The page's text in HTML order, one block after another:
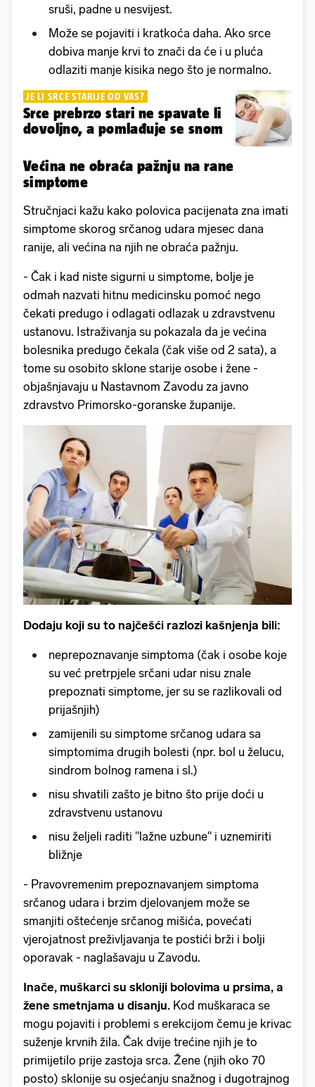
sruši, padne u nesvijest.
Može se pojaviti i kratkoća daha. Ako srce
dobiva manje krvi to znači da će i u pluća
odlaziti manje kisika nego što je normalno.
JE LI SRCE STARIJE OD VAS?
Srce prebrzo stari ne spavate li
dovoljno, a pomlađuje se snom
Većina ne obraća pažnju na rane
simptome
Stručnjaci kažu kako polovica pacijenata zna imati
simptome skorog srčanog udara mjesec dana
ranije, ali većina na njih ne obraća pažnju.
- Čak i kad niste sigurni u simptome, bolje je
odmah nazvati hitnu medicinsku pomoć nego
čekati predugo i odlagati odlazak u zdravstvenu
ustanovu. Istraživanja su pokazala da je većina
bolesnika predugo čekala (čak više od 2 sata), a
tome su osobito sklone starije osobe i žene -
objašnjavaju u Nastavnom Zavodu za javno
zdravstvo Primorsko-goranske županije.
Dodaju koji su to najčešći razlozi kašnjenja bili:
neprepoznavanje simptoma (čak i osobe koje
su već pretrpjele srčani udar nisu znale
prepoznati simptome, jer su se razlikovali od
prijašnjih)
zamijenili su simptome srčanog udara sa
simptomima drugih bolesti (npr. bol u želucu,
sindrom bolnog ramena i sl.)
nisu shvatili zašto je bitno što prije doći u
zdravstvenu ustanovu
nisu željeli raditi "lažne uzbune" i uznemiriti
bližnje
- Pravovremenim prepoznavanjem simptoma
srčanog udara i brzim djelovanjem može se
smanjiti oštećenje srčanog mišića, povećati
vjerojatnost preživljavanja te postići brži i bolji
oporavak - naglašavaju u Zavodu.
Inače, muškarci su skloniji bolovima u prsima, a
žene smetnjama u disanju. Kod muškaraca se
mogu pojaviti i problemi s erekcijom čemu je krivac
suženje krvnih žila. Čak dvije trećine njih je to
primijetilo prije zastoja srca. Žene (njih oko 70
posto) sklonije su osjećanju snažnog i dugotrajnog